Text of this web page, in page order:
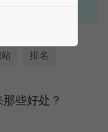
排名
些好处？